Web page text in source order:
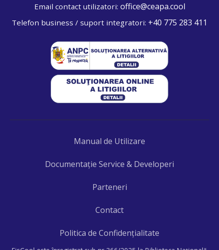
Email contact utilizatori: office@ceapa.cool
Telefon business / suport integratori: +40 775 283 411
Manual de Utilizare
Documentaţie Service & Developeri
Parteneri
Contact
Politica de Confidențialitate